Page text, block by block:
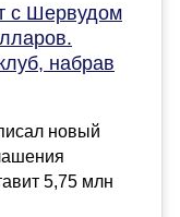
с Шервудом
набрав
новый
5,75 млн